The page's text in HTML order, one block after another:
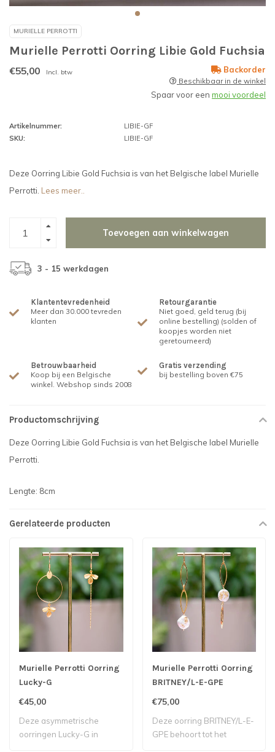
MURIELLE PERROTTI
Murielle Perrotti Oorring Libie Gold Fuchsia
€55,00 Incl. btw Backorder
Beschikbaar in de winkel
Spaar voor een mooi voordeel
Artikelnummer:
LIBIE-GF
SKU:
LIBIE-GF
Deze Oorring Libie Gold Fuchsia is van het Belgische label Murielle
Perrotti. Lees meer..
Toevoegen aan winkelwagen
3 - 15 werkdagen
Klantentevredenheid
Meer dan 30.000 tevreden
klanten
Retourgarantie
Niet goed, geld terug (bij
online bestelling) (solden of
koopjes worden niet
geretourneerd)
Betrouwbaarheid
Koop bij een Belgische
winkel. Webshop sinds 2008
Gratis verzending
bij bestelling boven €75
Productomschrijving
Deze Oorring Libie Gold Fuchsia is van het Belgische label Murielle
Perrotti.
Lengte: 8cm
Gerelateerde producten
Murielle Perrotti Oorring
Lucky-G
€45,00
Deze asymmetrische
oorringen Lucky-G in
Murielle Perrotti Oorring
BRITNEY/L-E-GPE
€75,00
Deze oorring BRITNEY/L-E-
GPE behoort tot het